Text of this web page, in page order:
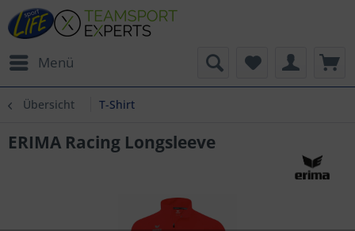
Menü
Übersicht T-Shirt
ERIMA Racing Longsleeve